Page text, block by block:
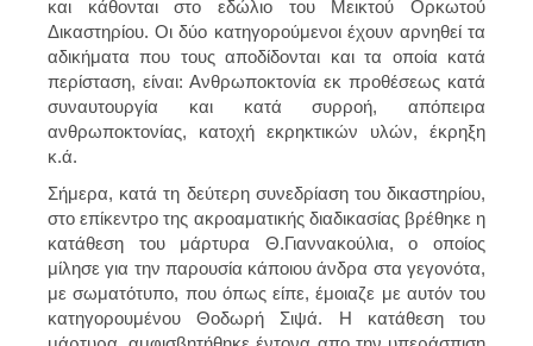
και κάθονται στο εδώλιο του Μεικτού Ορκωτού
Δικαστηρίου. Οι δύο κατηγορούμενοι έχουν αρνηθεί τα
αδικήματα που τους αποδίδονται και τα οποία κατά
περίσταση, είναι: Ανθρωποκτονία εκ προθέσεως κατά
συναυτουργία και κατά συρροή, απόπειρα
ανθρωποκτονίας, κατοχή εκρηκτικών υλών, έκρηξη
κ.ά.
Σήμερα, κατά τη δεύτερη συνεδρίαση του δικαστηρίου,
στο επίκεντρο της ακροαματικής διαδικασίας βρέθηκε η
κατάθεση του μάρτυρα Θ.Γιαννακούλια, ο οποίος
μίλησε για την παρουσία κάποιου άνδρα στα γεγονότα,
με σωματότυπο, που όπως είπε, έμοιαζε με αυτόν του
κατηγορουμένου Θοδωρή Σιψά. Η κατάθεση του